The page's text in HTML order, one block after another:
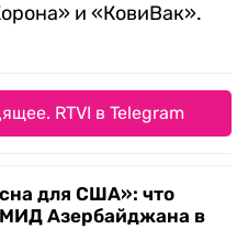
и «КовиВак».
RTVI в Telegram
для США»: что
МИД Азербайджана в